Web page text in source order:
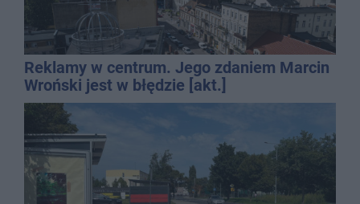
Reklamy w centrum. Jego zdaniem Marcin
Wroński jest w błędzie [akt.]